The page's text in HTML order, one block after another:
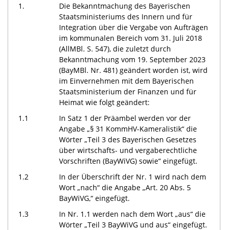
1.
Die Bekanntmachung des Bayerischen
Staatsministeriums des Innern und für
Integration über die Vergabe von Aufträgen
im kommunalen Bereich vom 31. Juli 2018
(AllMBl. S. 547), die zuletzt durch
Bekanntmachung vom 19. September 2023
(BayMBl. Nr. 481) geändert worden ist, wird
im Einvernehmen mit dem Bayerischen
Staatsministerium der Finanzen und für
Heimat wie folgt geändert:
1.1
In Satz 1 der Präambel werden vor der
Angabe „§ 31 KommHV-Kameralistik“ die
Wörter „Teil 3 des Bayerischen Gesetzes
über wirtschafts- und vergaberechtliche
Vorschriften (BayWiVG) sowie“ eingefügt.
1.2
In der Überschrift der Nr. 1 wird nach dem
Wort „nach“ die Angabe „Art. 20 Abs. 5
BayWiVG,“ eingefügt.
1.3
In Nr. 1.1 werden nach dem Wort „aus“ die
Wörter „Teil 3 BayWiVG und aus“ eingefügt.